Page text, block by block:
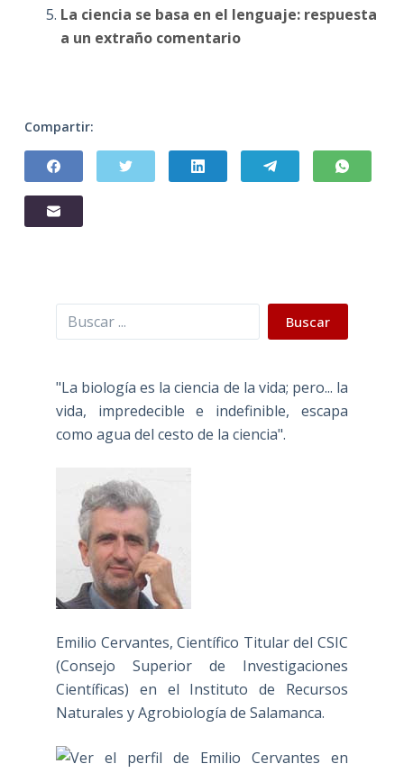
La ciencia se basa en el lenguaje: respuesta
a un extraño comentario
Compartir:
Buscar Buscar
"La biología es la ciencia de la vida; pero... la
vida, impredecible e indefinible, escapa
como agua del cesto de la ciencia".
Emilio Cervantes, Científico Titular del CSIC
(Consejo Superior de Investigaciones
Científicas) en el Instituto de Recursos
Naturales y Agrobiología de Salamanca.